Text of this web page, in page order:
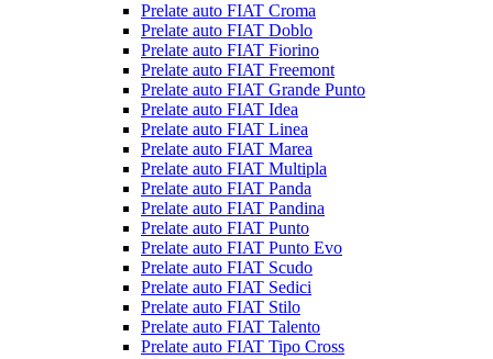
Prelate auto FIAT Croma
Prelate auto FIAT Doblo
Prelate auto FIAT Fiorino
Prelate auto FIAT Freemont
Prelate auto FIAT Grande Punto
Prelate auto FIAT Idea
Prelate auto FIAT Linea
Prelate auto FIAT Marea
Prelate auto FIAT Multipla
Prelate auto FIAT Panda
Prelate auto FIAT Pandina
Prelate auto FIAT Punto
Prelate auto FIAT Punto Evo
Prelate auto FIAT Scudo
Prelate auto FIAT Sedici
Prelate auto FIAT Stilo
Prelate auto FIAT Talento
Prelate auto FIAT Tipo Cross